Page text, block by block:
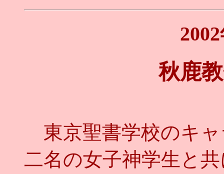
秋鹿
東京聖書学校のキャ
二名の女子神学生と